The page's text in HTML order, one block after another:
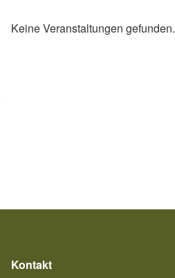
Keine Veranstaltungen gefunden.
Kontakt